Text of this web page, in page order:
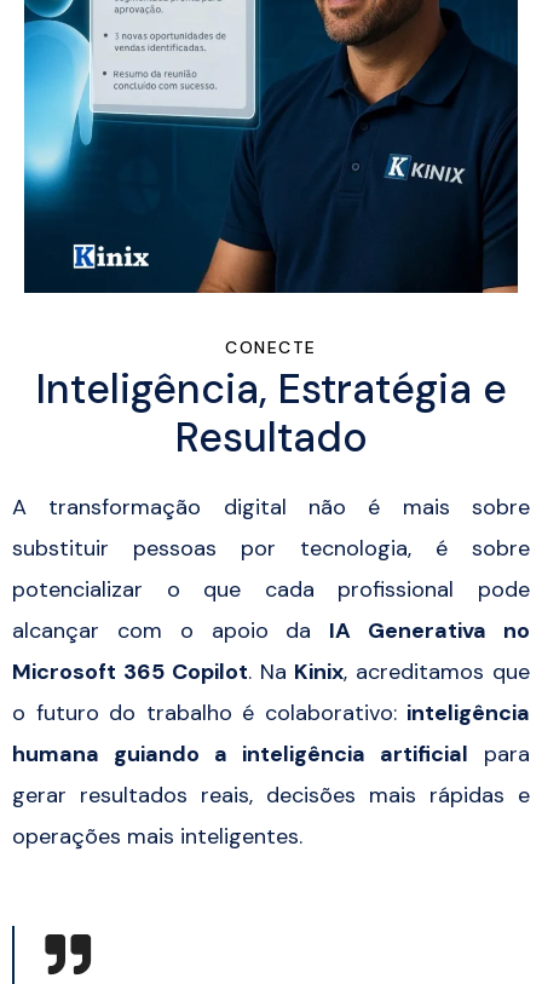
CONECTE
Inteligência, Estratégia e
Resultado
A transformação digital não é mais sobre
substituir pessoas por tecnologia, é sobre
potencializar o que cada profissional pode
alcançar com o apoio da IA Generativa no
Microsoft 365 Copilot. Na Kinix, acreditamos que
o futuro do trabalho é colaborativo: inteligência
humana guiando a inteligência artificial para
gerar resultados reais, decisões mais rápidas e
operações mais inteligentes.